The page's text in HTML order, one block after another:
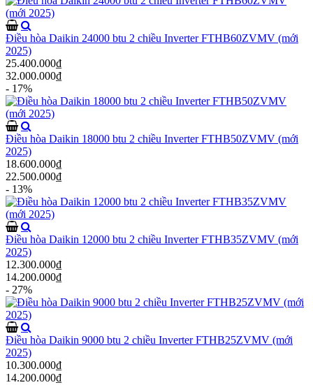
Điều hòa Daikin 24000 btu 2 chiều Inverter FTHB60ZVMV (mới
2025)
25.400.000₫
32.000.000₫
- 17%
Điều hòa Daikin 18000 btu 2 chiều Inverter FTHB50ZVMV (mới
2025)
18.600.000₫
22.500.000₫
- 13%
Điều hòa Daikin 12000 btu 2 chiều Inverter FTHB35ZVMV (mới
2025)
12.300.000₫
14.200.000₫
- 27%
Điều hòa Daikin 9000 btu 2 chiều Inverter FTHB25ZVMV (mới
2025)
10.300.000₫
14.200.000₫